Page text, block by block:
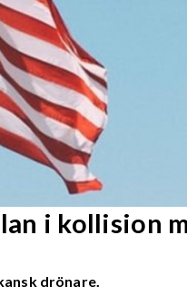
i kollision
drönare.